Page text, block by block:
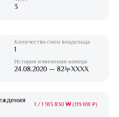
3
Количество смен владельца
1
История изменения номера
24.08.2020 — 82누XXXX
1 / 1 913 830 ₩ (119 691 ₽)